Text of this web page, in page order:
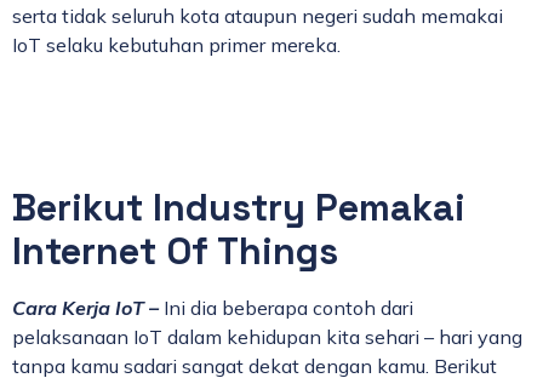
serta tidak seluruh kota ataupun negeri sudah memakai
IoT selaku kebutuhan primer mereka.
Berikut Industry Pemakai
Internet Of Things
Cara Kerja IoT – Ini dia beberapa contoh dari
pelaksanaan IoT dalam kehidupan kita sehari – hari yang
tanpa kamu sadari sangat dekat dengan kamu. Berikut